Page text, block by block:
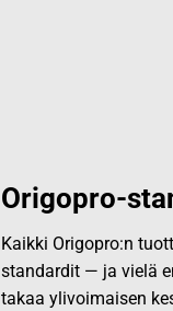
Origopro-
Kaikki Origopro:n
standardit — ja vielä
takaa ylivoimaisen